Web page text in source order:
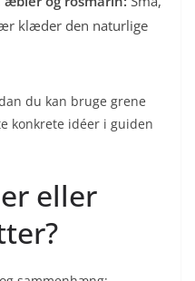
klæder den naturlige
du kan bruge grene
konkrete idéer i guiden
eller